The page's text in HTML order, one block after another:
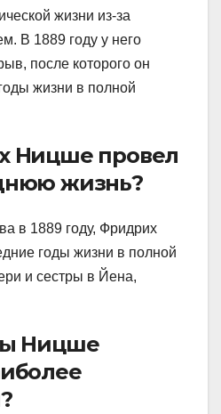
жизни из-за
В 1889 году у него
после которого он
жизни в полной
Ницше провел
жизнь?
в 1889 году, Фридрих
годы жизни в полной
и сестры в Йена,
Ницше